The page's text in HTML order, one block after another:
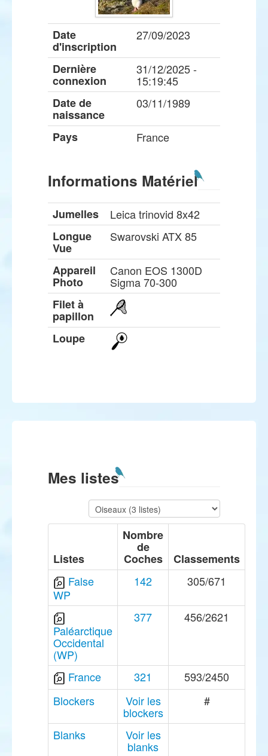
Date
d'inscription
27/09/2023
Dernière
connexion
31/12/2025 -
15:19:45
Date de
naissance
03/11/1989
Pays France
Informations Matériel
Jumelles
Leica trinovid 8x42
Longue
Vue
Swarovski ATX 85
Appareil
Photo
Canon EOS 1300D
Sigma 70-300
Filet à
papillon
Loupe
Mes listes
Listes
Nombre
de
Coches
Classements
False
WP
142 305/671
Paléarctique
Occidental
(WP)
377 456/2621
France 321
593/2450
Blockers
Voir les
blockers
#
Blanks Voir les
blanks